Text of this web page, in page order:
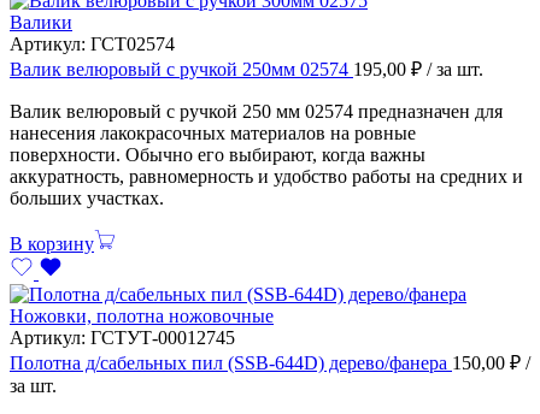
Валики
Артикул: ГСТ02574
Валик велюровый с ручкой 250мм 02574 195,00 ₽ / за шт.
Валик велюровый с ручкой 250 мм 02574 предназначен для
нанесения лакокрасочных материалов на ровные
поверхности. Обычно его выбирают, когда важны
аккуратность, равномерность и удобство работы на средних и
больших участках.
В корзину
Ножовки, полотна ножовочные
Артикул: ГСТУТ-00012745
Полотна д/сабельных пил (SSB-644D) дерево/фанера 150,00 ₽ /
за шт.